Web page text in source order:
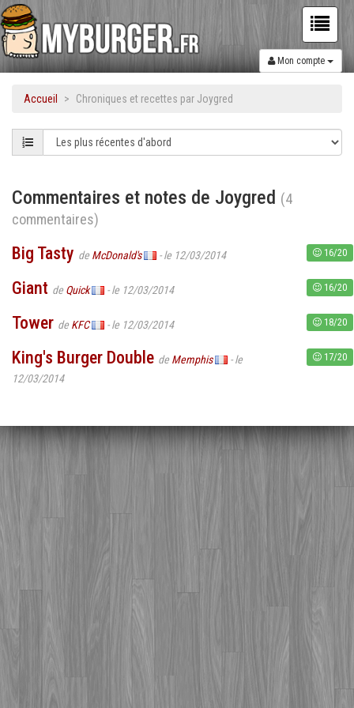
Mon compte
Accueil Chroniques et recettes par Joygred
Commentaires et notes de Joygred (4
commentaires)
Big Tasty de McDonald's - le 12/03/2014 16/20
Giant de Quick - le 12/03/2014 16/20
Tower de KFC - le 12/03/2014 18/20
King's Burger Double de Memphis
- le
12/03/2014
17/20